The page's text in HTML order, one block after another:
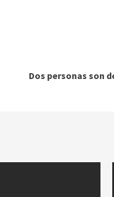
Dos personas son